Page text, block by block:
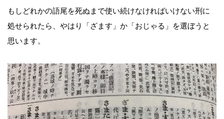
もしどれかの語尾を死ぬまで使い続けなければいけない刑に
処せられたら、やはり「ざます」か「おじゃる」を選ぼうと
思います。